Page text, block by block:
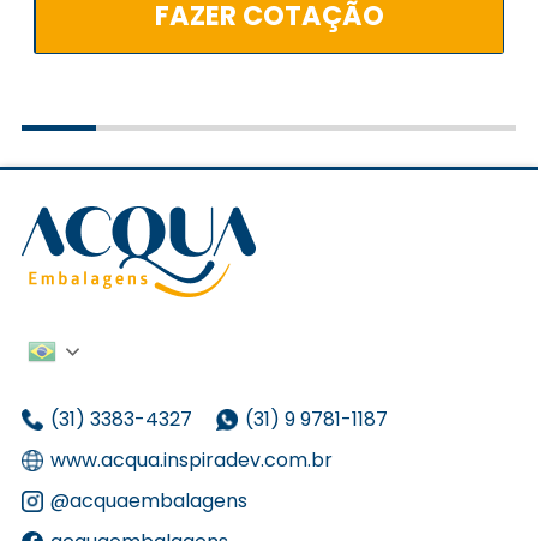
FAZER COTAÇÃO
(31) 3383-4327
(31) 9 9781-1187
www.acqua.inspiradev.com.br
@acquaembalagens